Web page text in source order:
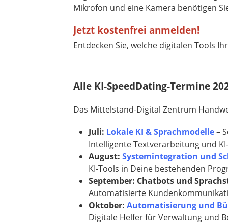
Mikrofon und eine Kamera benötigen
Jetzt kostenfrei anmelden!
Entdecken Sie, welche digitalen Tools
Alle KI-SpeedDating-Termine
Das Mittelstand-Digital Zentrum
Juli: Lokale KI & Sprachmodelle–
Intelligente Textverarbeitung und
August: Systemintegration und
KI-Tools in Deine bestehenden
September: Chatbots und
Automatisierte
Oktober: Automatisierung und
​​​​​​​Digitale Helfer für Verwaltung und